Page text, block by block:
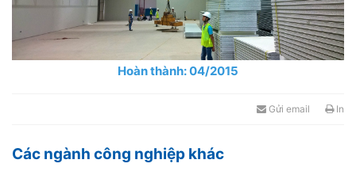
Hoàn thành: 04/2015
Gửi email In
Các ngành công nghiệp khác